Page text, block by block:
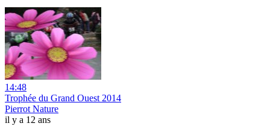
14:48
Trophée du Grand Ouest 2014
Pierrot Nature
il y a 12 ans